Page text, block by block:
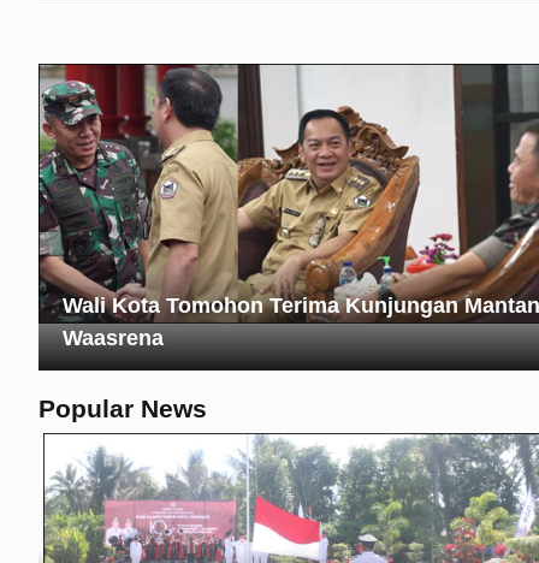
Popular News
Wali Kota Tomohon Terima Kunjungan Mantan
Waasrena